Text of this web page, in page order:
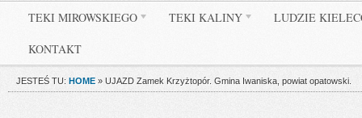
TEKI MIROWSKIEGO TEKI KALINY LUDZIE
KONTAKT
JESTEŚ TU: HOME » UJAZD Zamek Krzyżtopór. Gmina Iwaniska, powiat opatowski.